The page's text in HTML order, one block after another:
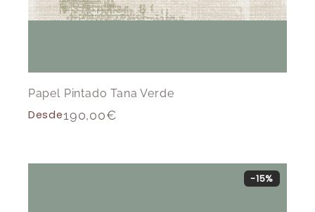
Papel Pintado Tana Verde
Desde190,00€
-15%